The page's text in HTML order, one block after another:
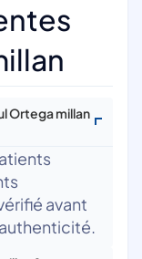
Ortega millan
avant